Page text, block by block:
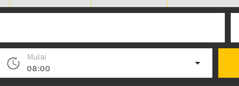
Mulai
08:00